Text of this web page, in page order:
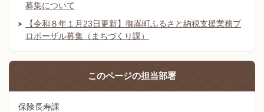
募集について
【令和８年１月23日更新】御嵩町ふるさと納税支援業務プ
ロポーザル募集（まちづくり課）
このページの担当部署
保険長寿課